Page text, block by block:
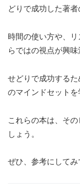
どりで成功した著者
時間の使い方や、
らではの視点が興味
せどりで成功する
のマインドセットを
これらの本は、そ
しょう。
ぜひ、参考にしてみ